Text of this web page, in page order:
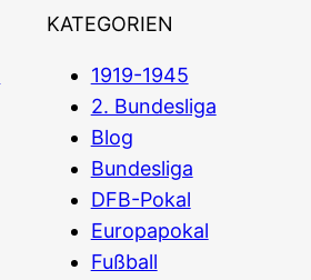
KATEGORIEN
1919-1945
2. Bundesliga
Blog
Bundesliga
DFB-Pokal
Europapokal
Fußball